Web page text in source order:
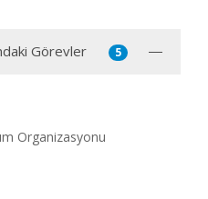
Görevler 5
Organizasyonu